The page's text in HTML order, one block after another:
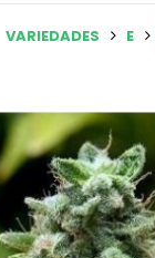
VARIEDADES E